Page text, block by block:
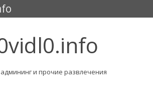
и прочие развлечения